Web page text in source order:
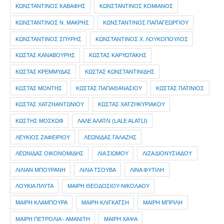
ΚΩΝΣΤΑΝΤΙΝΟΣ ΚΑΒΑΦΗΣ ΚΩΝΣΤΑΝΤΙΝΟΣ ΚΟΜΙΑΝΟΣ
ΚΩΝΣΤΑΝΤΙΝΟΣ Ν. ΜΑΚΡΗΣ ΚΩΝΣΤΑΝΤΙΝΟΣ ΠΑΠΑΓΕΩΡΓΙΟΥ
ΚΩΝΣΤΑΝΤΙΝΟΣ ΣΠΥΡΗΣ ΚΩΝΣΤΑΝΤΙΝΟΣ Χ. ΛΟΥΚΟΠΟΥΛΟΣ
ΚΩΣΤΑΣ ΚΑΝΑΒΟΥΡΗΣ ΚΩΣΤΑΣ ΚΑΡΥΩΤΑΚΗΣ
ΚΩΣΤΑΣ ΚΡΕΜΜΥΔΑΣ ΚΩΣΤΑΣ ΚΩΝΣΤΑΝΤΙΝΙΔΗΣ
ΚΩΣΤΑΣ ΜΟΝΤΗΣ ΚΩΣΤΑΣ ΠΑΠΑΘΑΝΑΣΙΟΥ ΚΩΣΤΑΣ ΠΑΤΙΝΙΟΣ
ΚΩΣΤΑΣ ΧΑΤΖΗΑΝΤΩΝΙΟΥ ΚΩΣΤΑΣ ΧΑΤΖΗΚΥΡΙΑΚΟΥ
ΚΩΣΤΗΣ ΜΟΣΚΩΦ ΛΑΛΕ ΑΛΑΤΛΙ (LALE ALATLI)
ΛΕΥΚΙΟΣ ΖΑΦΕΙΡΙΟΥ ΛΕΩΝΙΔΑΣ ΓΑΛΑΖΗΣ
ΛΕΩΝΙΔΑΣ ΟΙΚΟΝΟΜΙΔΗΣ ΛΙΑ ΣΙΩΜΟΥ ΛΙΖΑ ΔΙΟΝΥΣΙΑΔΟΥ
ΛΙΛΙΑΝ ΜΠΟΥΡΑΝΗ ΛΙΛΙΑ ΤΣΟΥΒΑ ΛΙΝΑ ΦΥΤΙΛΗ
ΛΟΥΚΙΑ ΠΛΥΤΑ ΜΑΙΡΗ ΘΕΟΔΟΣΙΟΥ-ΝΙΚΟΛΑΟΥ
ΜΑΙΡΗ ΚΛΑΜΠΟΥΡΑ ΜΑΙΡΗ ΚΛΙΓΚΑΤΣΗ ΜΑΙΡΗ ΜΠΡΙΛΗ
ΜΑΙΡΗ ΠΕΤΡΟΛΙΑ - ΑΜΑΝΙΤΗ ΜΑΙΡΗ ΧΑΨΑ